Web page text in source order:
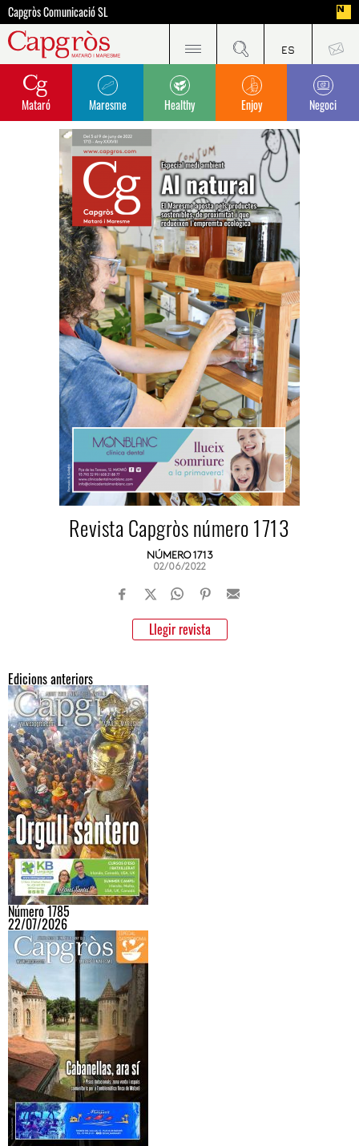
Capgròs Comunicació SL
Mataró Maresme Healthy Enjoy Negoci
Revista Capgròs número 1713
NÚMERO 1713
02/06/2022
Llegir revista
Edicions anteriors
Número 1785
22/07/2026